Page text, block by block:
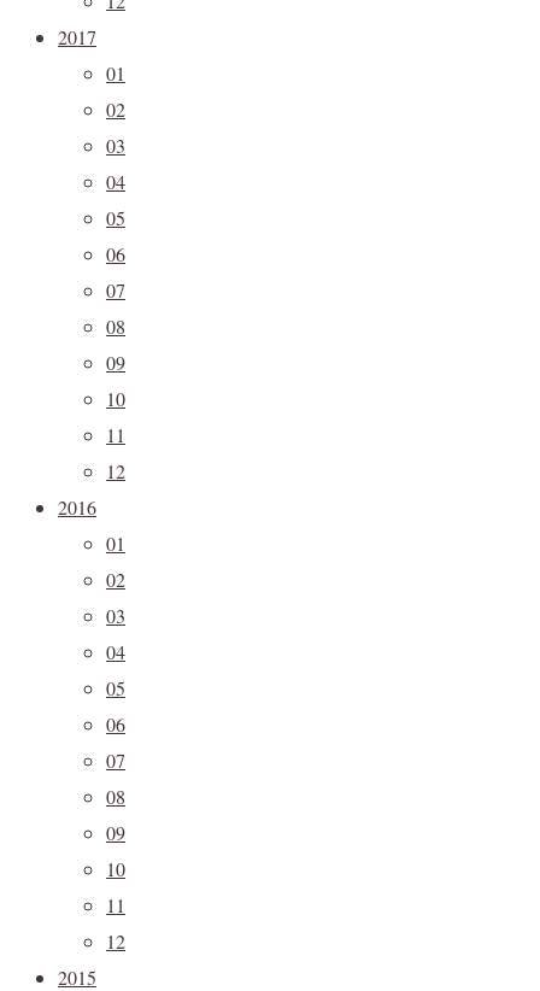
2017
01
02
03
04
05
06
07
08
09
10
11
12
2016
01
02
03
04
05
06
07
08
09
10
11
12
2015